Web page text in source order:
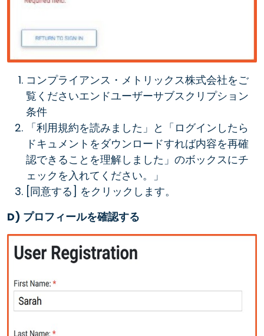
コンプライアンス・メトリックス株式会社をご
覧くださいエンドユーザーサブスクリプション
条件
「利用規約を読みました」と「ログインしたら
ドキュメントをダウンロードすれば内容を再確
認できることを理解しました」のボックスにチ
ェックを入れてください。」
[同意する] をクリックします。
D) プロフィールを確認する